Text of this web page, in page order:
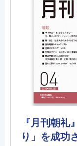
『月刊朝礼
り」を成功